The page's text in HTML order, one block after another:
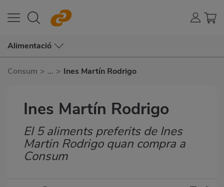
Alimentació
Consum > ... > Ines Martín Rodrigo
Ines Martín Rodrigo
Subtítulo
El 5 aliments preferits de Ines
Martin Rodrigo quan compra a
Consum